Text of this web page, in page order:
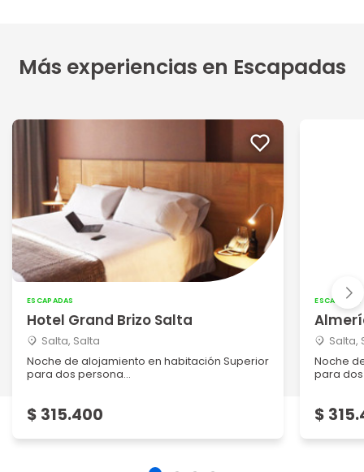
Más experiencias en Escapadas
ESCAPADAS
Hotel Grand Brizo Salta
Salta, Salta
Noche de alojamiento en habitación Superior
para dos persona...
$ 315.400
ESCAPADAS
Salta,
Noche
para
$